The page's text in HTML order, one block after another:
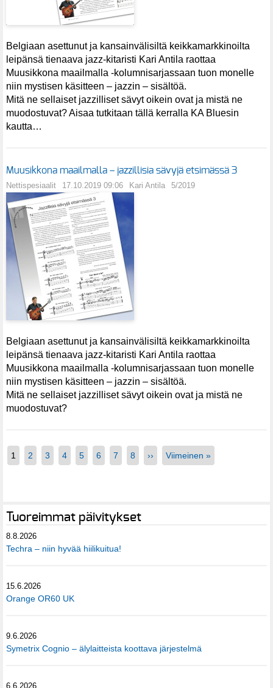
Belgiaan asettunut ja kansainvälisiltä keikkamarkkinoilta
leipänsä tienaava jazz-kitaristi Kari Antila raottaa
Muusikkona maailmalla -kolumnisarjassaan tuon monelle
niin mystisen käsitteen – jazzin – sisältöä.
Mitä ne sellaiset jazzilliset sävyt oikein ovat ja mistä ne
muodostuvat? Aisaa tutkitaan tällä kerralla KA Bluesin
kautta…
Muusikkona maailmalla – jazzillisia sävyjä etsimässä 3
Nettispesiaalit 17.10.2019 09:06 Kari Antila 5/2019
Belgiaan asettunut ja kansainvälisiltä keikkamarkkinoilta
leipänsä tienaava jazz-kitaristi Kari Antila raottaa
Muusikkona maailmalla -kolumnisarjassaan tuon monelle
niin mystisen käsitteen – jazzin – sisältöä.
Mitä ne sellaiset jazzilliset sävyt oikein ovat ja mistä ne
muodostuvat?
1 2 3 4 5 6 7 8 ›› Viimeinen »
Tuoreimmat päivitykset
8.8.2026
Techra – niin hyvää hiilikuitua!
15.6.2026
Orange OR60 UK
9.6.2026
Symetrix Cognio – älylaitteista koottava järjestelmä
6.6.2026